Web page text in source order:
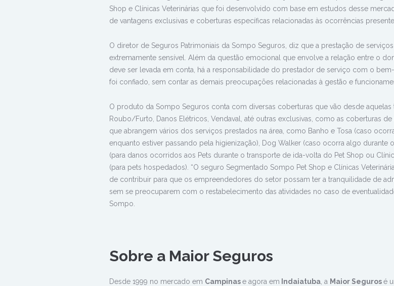
Shop e Clínicas Veterinárias que foi desenvolvido com base em estudos desse
de vantagens exclusivas e coberturas específicas relacionadas às ocorrências
O diretor de Seguros Patrimoniais da Sompo Seguros, diz que a prestação de
extremamente sensível. Além da questão emocional que envolve a relação entre o
deve ser levada em conta, há a responsabilidade do prestador de serviço com o
foi confiado, sem contar as demais preocupações relacionadas à gestão e
O produto da Sompo Seguros conta com diversas coberturas que vão desde aquelas
Roubo/Furto, Danos Elétricos, Vendaval, até outras exclusivas, como as coberturas de
que abrangem vários dos serviços prestados na área, como Banho e Tosa (caso
enquanto estiver passando pela higienização), Dog Walker (caso ocorra algo durante
(para danos ocorridos aos Pets durante o transporte de ida-volta do Pet Shop ou
(para pets hospedados). “O seguro Segmentado Sompo Pet Shop e Clínicas
de contribuir para que os empreendedores do setor possam ter a tranquilidade de
sem se preocuparem com o restabelecimento das atividades no caso de
Sompo.
Sobre a Maior Seguros
Desde 1999 no mercado em Campinase agora em Indaiatuba , a Maior Segurosé